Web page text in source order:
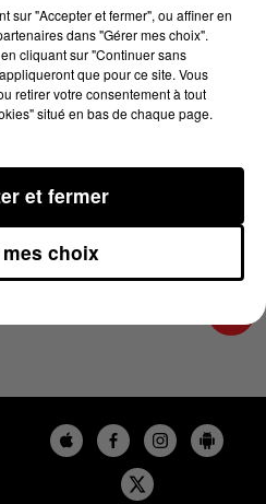
DU 19/02/2025 À
sur "Accepter et fermer", ou affiner en
dans "Gérer mes choix".
cliquant sur "Continuer sans
que pour ce site. Vous
retirer votre consentement à tout
situé en bas de chaque page.
choix
et fermer